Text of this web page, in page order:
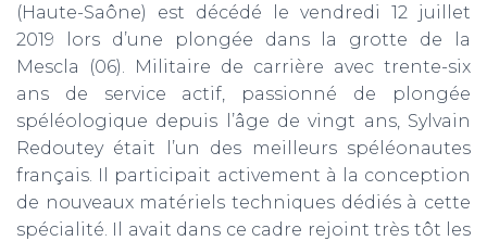
(Haute-Saône) est décédé le vendredi 12 juillet
2019 lors d’une plongée dans la grotte de la
Mescla (06). Militaire de carrière avec trente-six
ans de service actif, passionné de plongée
spéléologique depuis l’âge de vingt ans, Sylvain
Redoutey était l’un des meilleurs spéléonautes
français. Il participait activement à la conception
de nouveaux matériels techniques dédiés à cette
spécialité. Il avait dans ce cadre rejoint très tôt les